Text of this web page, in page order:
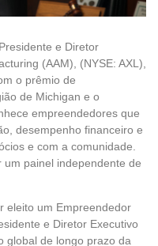
e Diretor
(AAM), (NYSE: AXL),
o prêmio de
de Michigan e o
empreendedores que
desempenho financeiro e
e com a comunidade.
painel independente de
eleito um Empreendedor
e Diretor Executivo
global de longo prazo da